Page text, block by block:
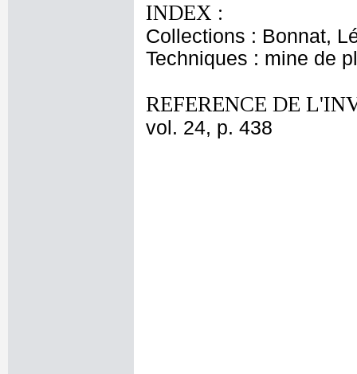
INDEX :
Collections : Bonnat,
Techniques : mine de
REFERENCE DE
vol. 24, p. 438